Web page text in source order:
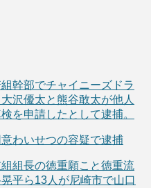
幹部でチャイニーズドラ
沢優太と熊谷敢太が他人
を申請したとして逮捕。
わいせつの容疑で逮捕
組長の徳重願こと徳重流
平ら13人が尼崎市で山口